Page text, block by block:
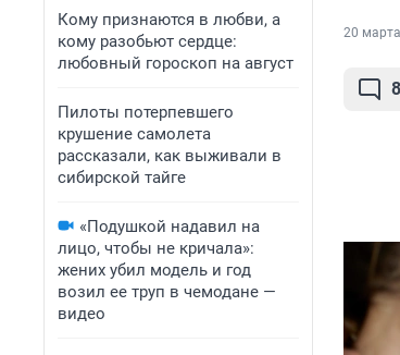
Кому признаются в любви, а
кому разобьют сердце:
любовный гороскоп на август
Пилоты потерпевшего
крушение самолета
рассказали, как выживали в
сибирской тайге
«Подушкой надавил на
лицо, чтобы не кричала»:
жених убил модель и год
возил ее труп в чемодане —
видео
20
8